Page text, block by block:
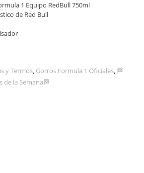
1 Equipo RedBull 750ml
de Red Bull
y Termos, Gorros Formula 1 Oficiales, 🏁
de la Semana🏁